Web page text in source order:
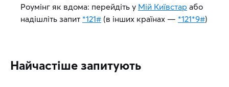
Роумінг як вдома: перейдіть у Мій Київстар або
надішліть запит *121# (в інших країнах — *121*9#)
Найчастіше запитують